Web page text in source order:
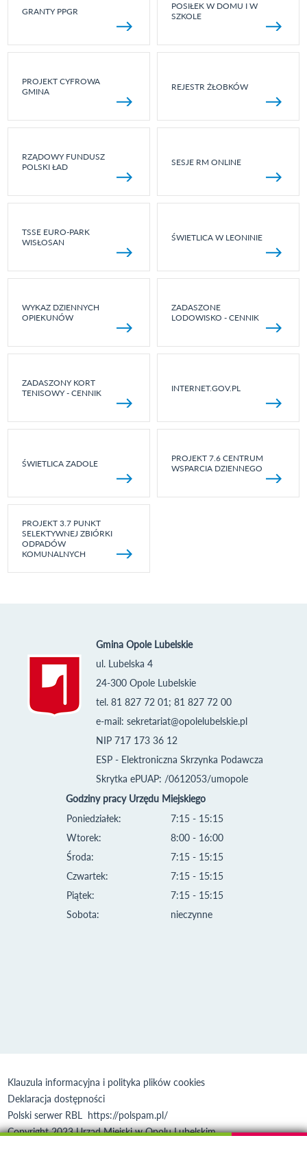
GRANTY PPGR
POSIŁEK W DOMU I W
SZKOLE
PROJEKT CYFROWA
GMINA
REJESTR ŻŁOBKÓW
RZĄDOWY FUNDUSZ
POLSKI ŁAD
SESJE RM ONLINE
TSSE EURO-PARK
WISŁOSAN
ŚWIETLICA W LEONINIE
WYKAZ DZIENNYCH
OPIEKUNÓW
ZADASZONE
LODOWISKO - CENNIK
ZADASZONY KORT
TENISOWY - CENNIK
INTERNET.GOV.PL
ŚWIETLICA ZADOLE
PROJEKT 7.6 CENTRUM
WSPARCIA DZIENNEGO
PROJEKT 3.7 PUNKT
SELEKTYWNEJ ZBIÓRKI
ODPADÓW
KOMUNALNYCH
Gmina Opole Lubelskie
ul. Lubelska 4
24-300 Opole Lubelskie
tel. 81 827 72 01; 81 827 72 00
e-mail: sekretariat@opolelubelskie.pl
NIP 717 173 36 12
ESP - Elektroniczna Skrzynka Podawcza
Skrytka ePUAP: /0612053/umopole
Godziny pracy Urzędu Miejskiego
Poniedziałek:
Wtorek:
Środa:
Czwartek:
Piątek:
Sobota:
7:15 - 15:15
8:00 - 16:00
7:15 - 15:15
7:15 - 15:15
7:15 - 15:15
nieczynne
Klauzula informacyjna i polityka plików cookies
Deklaracja dostępności
Polski serwer RBL https://polspam.pl/
Copyright 2023 Urząd Miejski w Opolu Lubelskim